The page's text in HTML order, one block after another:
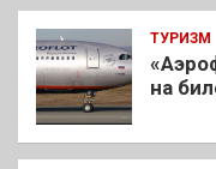
ТУРИЗМ
на